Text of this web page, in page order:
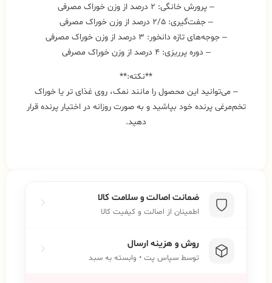
– پرورش خانگی: ۲ درصد از وزن خوراک مصرفی
– جفت‌گیری: ۲/۵ درصد از وزن خوراک مصرفی
– جوجه‌های تازه دانخور: ۳ درصد از وزن خوراک مصرفی
– دوره پرریزی: ۴ درصد از وزن خوراک مصرفی
**نکته:**
– می‌توانید این محصول را مانند نمک، روی غذای تر یا خوراک
تخم‌مرغی پرنده خود بپاشید و به صورت روزانه در اختیار پرنده قرار
دهید.
ضمانت اصالت و سلامت کالا
اطمینان از اصالت و کیفیت کالا
روش و هزینه ارسال
توسط سپاس پت • وابسته به سبد